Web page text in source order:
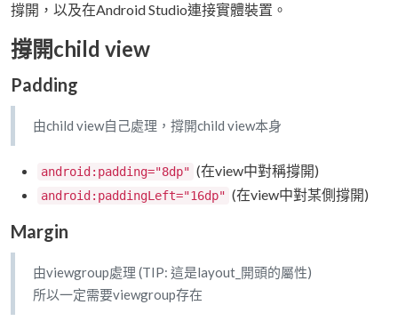
撐開，以及在Android Studio連接實體裝置。
撐開child view
Padding
由child view自己處理，撐開child view本身
android:padding="8dp" (在view中對稱撐開)
android:paddingLeft="16dp" (在view中對某側撐開)
Margin
由viewgroup處理 (TIP: 這是layout_開頭的屬性)
所以一定需要viewgroup存在